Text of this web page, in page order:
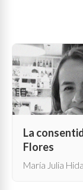
La
Flores
María Julia